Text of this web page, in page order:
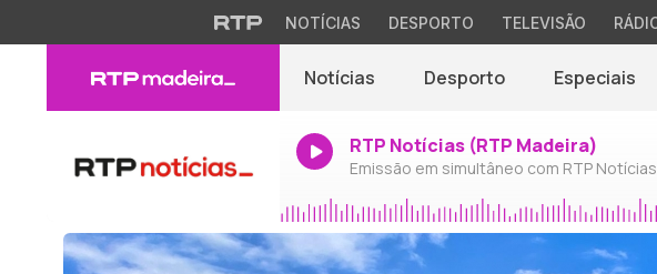
NOTÍCIAS DESPORTO TELEVISÃO
Notícias Desporto Especiais
RTP Notícias (RTP Madeira)
Emissão em simultâneo com RTP Notícias